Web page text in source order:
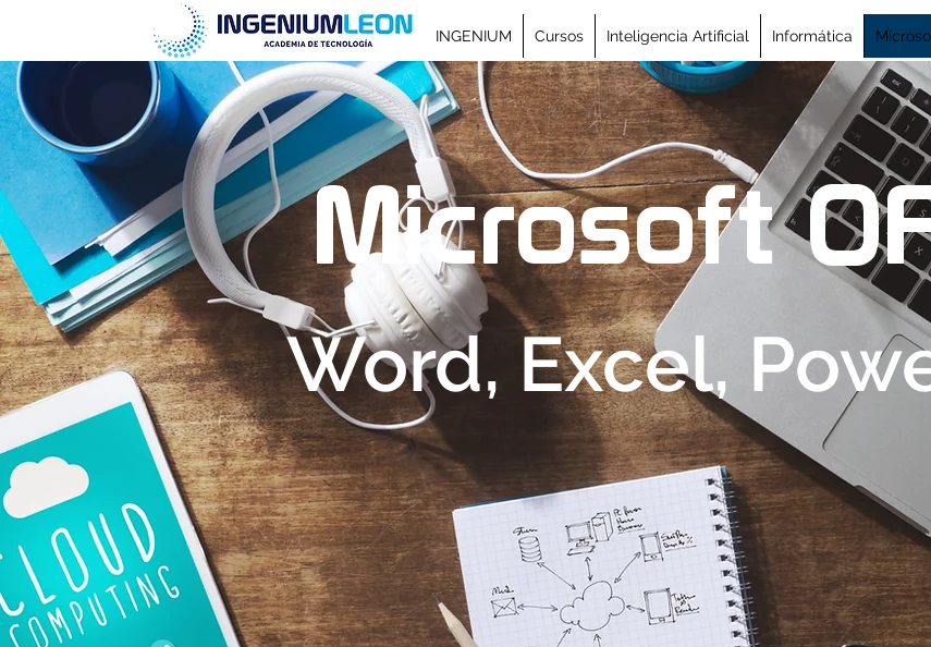
INGENIUM Cursos Inteligencia Artificial Informática
Microsoft
Word, Excel,